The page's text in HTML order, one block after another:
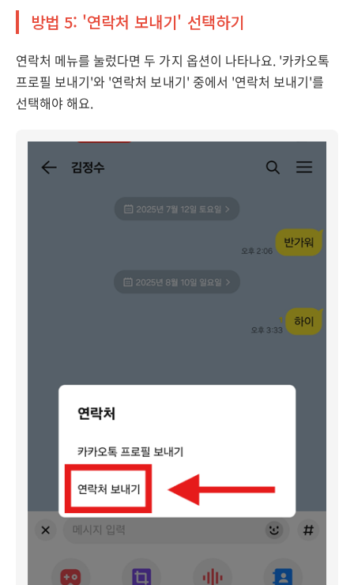
방법 5: '연락처 보내기' 선택하기
연락처 메뉴를 눌렀다면 두 가지 옵션이 나타나요. '카카오톡
프로필 보내기'와 '연락처 보내기' 중에서 '연락처 보내기'를
선택해야 해요.